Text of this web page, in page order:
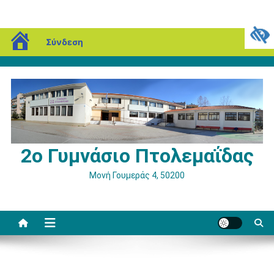
blogs.sch.gr
Σύνδεση
Μεταπηδήστε
στο
περιεχόμενο
2ο Γυμνάσιο Πτολεμαΐδας
Μονή Γουμεράς 4, 50200